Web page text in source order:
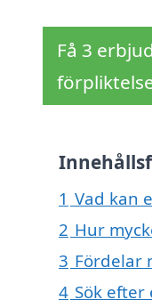
Få 3
1 Vad kan
2 Hur
3 Fördelar
4 Sök